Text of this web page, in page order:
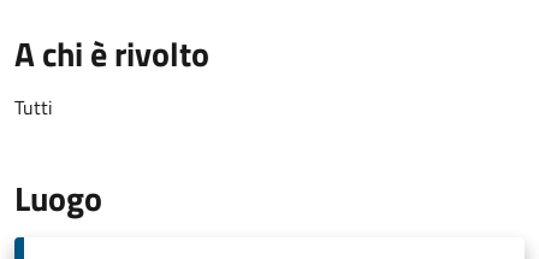
A chi è rivolto
Tutti
Luogo